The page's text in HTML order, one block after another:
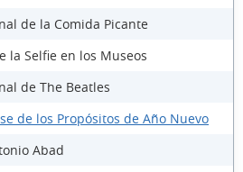
de la Comida Picante
la Selfie en los Museos
de The Beatles
de los Propósitos de Año Nuevo
Abad